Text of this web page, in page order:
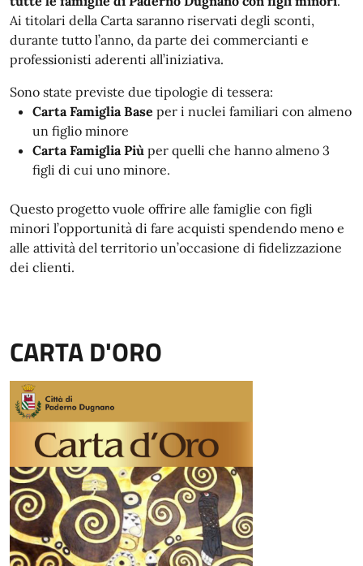
Ai titolari della Carta saranno riservati degli sconti,
durante tutto l’anno, da parte dei commercianti e
professionisti aderenti all’iniziativa.
Sono state previste due tipologie di tessera:
Carta Famiglia Base per i nuclei familiari con almeno
un figlio minore
Carta Famiglia Più per quelli che hanno almeno 3
figli di cui uno minore.
Questo progetto vuole offrire alle famiglie con figli
minori l’opportunità di fare acquisti spendendo meno e
alle attività del territorio un’occasione di fidelizzazione
dei clienti.
CARTA D'ORO